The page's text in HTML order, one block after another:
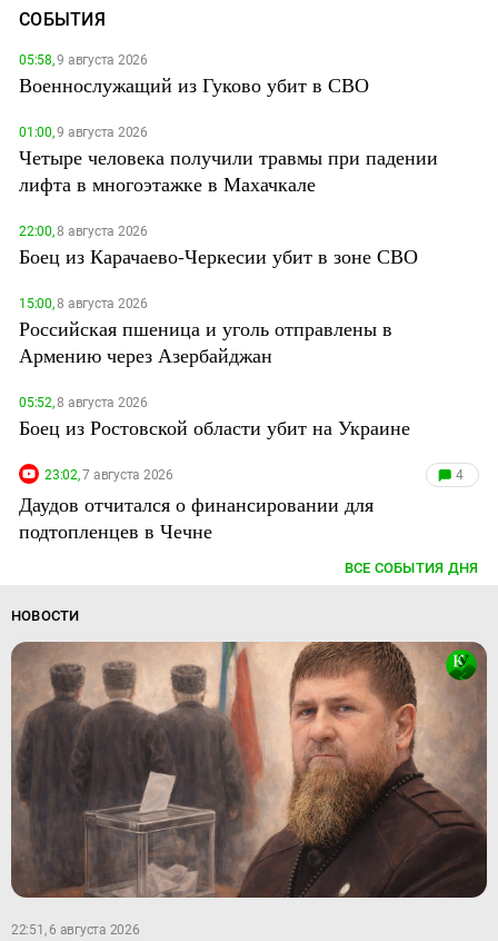
СОБЫТИЯ
05:58,9 августа 2026
Военнослужащий из Гуково убит в СВО
01:00,9 августа 2026
Четыре человека получили травмы при падении
лифта в многоэтажке в Махачкале
22:00,8 августа 2026
Боец из Карачаево-Черкесии убит в зоне СВО
15:00,8 августа 2026
Российская пшеница и уголь отправлены в
Армению через Азербайджан
05:52,8 августа 2026
Боец из Ростовской области убит на Украине
23:02,7 августа 2026 4
Даудов отчитался о финансировании для
подтопленцев в Чечне
ВСЕ СОБЫТИЯ ДНЯ
НОВОСТИ
22:51, 6 августа 2026